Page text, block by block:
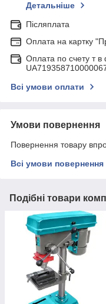
Детальніше
Післяплата
Оплата на картку
Оплата по счету т
Всі умови оплати
Умови повернення
Повернення товару
Всі умови повернення
Подібні товари